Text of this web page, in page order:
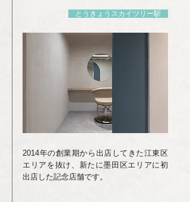
とうきょうスカイツリー駅
2014年の創業期から出店してきた江東区
エリアを抜け、新たに墨田区エリアに初
出店した記念店舗です。